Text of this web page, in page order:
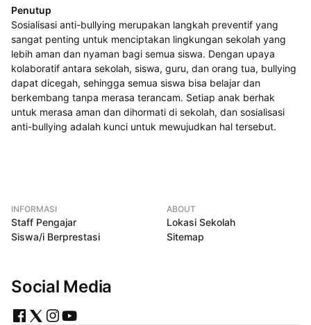
Penutup
Sosialisasi anti-bullying merupakan langkah preventif yang
sangat penting untuk menciptakan lingkungan sekolah yang
lebih aman dan nyaman bagi semua siswa. Dengan upaya
kolaboratif antara sekolah, siswa, guru, dan orang tua, bullying
dapat dicegah, sehingga semua siswa bisa belajar dan
berkembang tanpa merasa terancam. Setiap anak berhak
untuk merasa aman dan dihormati di sekolah, dan sosialisasi
anti-bullying adalah kunci untuk mewujudkan hal tersebut.
INFORMASI
Staff Pengajar
Siswa/i Berprestasi
ABOUT
Lokasi Sekolah
Sitemap
Social Media